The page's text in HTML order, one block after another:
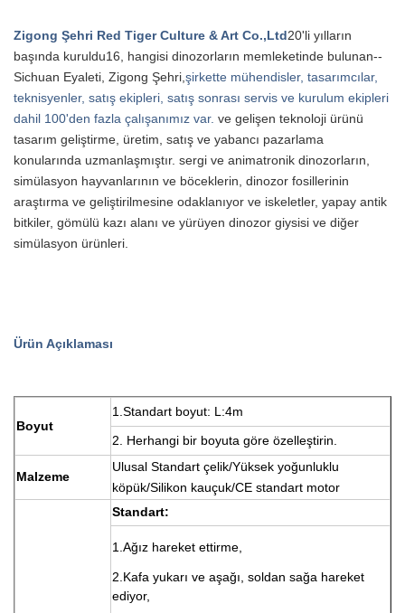
Zigong Şehri Red Tiger Culture & Art Co.,Ltd20'li yılların
başında kuruldu16 , hangisi dinozorların memleketinde bulunan--
Sichuan Eyaleti, Zigong Şehri, şirkette mühendisler, tasarımcılar,
teknisyenler, satış ekipleri, satış sonrası servis ve kurulum ekipleri
dahil 100'den fazla çalışanımız var. ve gelişen teknoloji ürünü
tasarım geliştirme, üretim, satış ve yabancı pazarlama
konularında uzmanlaşmıştır. sergi ve animatronik dinozorların,
simülasyon hayvanlarının ve böceklerin, dinozor fosillerinin
araştırma ve geliştirilmesine odaklanıyor ve iskeletler, yapay antik
bitkiler, gömülü kazı alanı ve yürüyen dinozor giysisi ve diğer
simülasyon ürünleri.
Ürün Açıklaması
Boyut
1.Standart boyut: L:4m
2. Herhangi bir boyuta göre özelleştirin.
Malzeme
Ulusal Standart çelik/Yüksek yoğunluklu
köpük/Silikon kauçuk/CE standart motor
Standart:
1.Ağız hareket ettirme,
2.Kafa yukarı ve aşağı, soldan sağa hareket
ediyor,